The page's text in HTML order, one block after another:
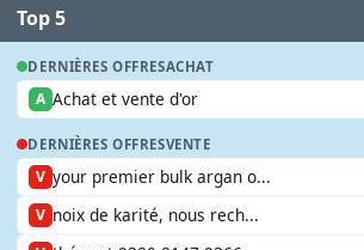
Top 5
DERNIÈRES OFFRESACHAT
A Achat et vente d'or
DERNIÈRES OFFRESVENTE
V your premier bulk argan o...
V noix de karité, nous rech...